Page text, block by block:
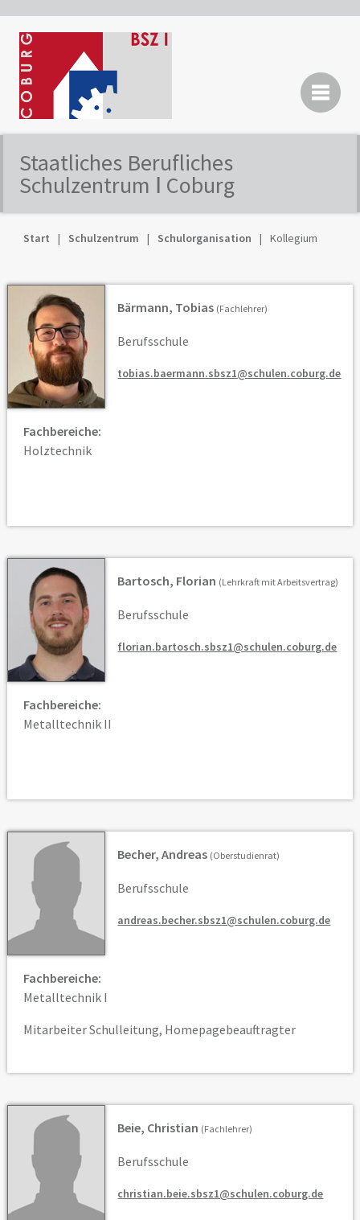
Staatliches Berufliches
Schulzentrum Ⅰ Coburg
Start Schulzentrum Schulorganisation Kollegium
Bärmann, Tobias (Fachlehrer)
Berufsschule
tobias.baermann.sbsz1@schulen.coburg.de
Fachbereiche:
Holztechnik
Bartosch, Florian (Lehrkraft mit Arbeitsvertrag)
Berufsschule
florian.bartosch.sbsz1@schulen.coburg.de
Fachbereiche:
Metalltechnik II
Becher, Andreas (Oberstudienrat)
Berufsschule
andreas.becher.sbsz1@schulen.coburg.de
Fachbereiche:
Metalltechnik I
Mitarbeiter Schulleitung, Homepagebeauftragter
Beie, Christian (Fachlehrer)
Berufsschule
christian.beie.sbsz1@schulen.coburg.de